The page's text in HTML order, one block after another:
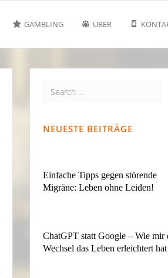
GAMBLING ÜBER
NEUESTE BEITRÄGE
Einfache Tipps gegen störende
Migräne: Leben ohne Leiden!
ChatGPT statt Google – Wie mir
Wechsel das Leben erleichtert hat